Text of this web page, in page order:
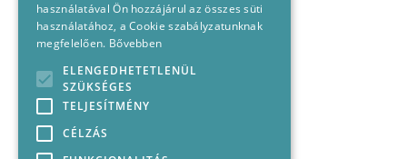
használatával Ön hozzájárul az összes süti
használatához, a Cookie szabályzatunknak
megfelelően. Bővebben
ELENGEDHETETLENÜL
SZÜKSÉGES
TELJESÍTMÉNY
CÉLZÁS